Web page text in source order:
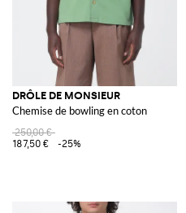
DRÔLE DE MONSIEUR
Chemise de bowling en coton
250,00 €
187,50 €
-25%